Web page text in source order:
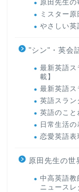
原田先生の
ミスター
やさしい英
"シン"・英会
最新英語
載】
最新英語
英語スラン
英語のこと
日常生活の
恋愛英語表
原田先生の世
中高英語教
ニュースレ